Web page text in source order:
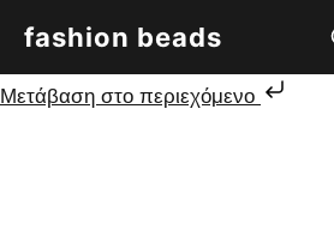
fashion beads
Μετάβαση στο περιεχόμενο